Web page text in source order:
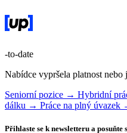
-to-date
Nabídce vypršela platnost nebo
Seniorní pozice → Hybridní
dálku → Práce na plný úvazek
Přihlaste se k newsletteru a posuňte